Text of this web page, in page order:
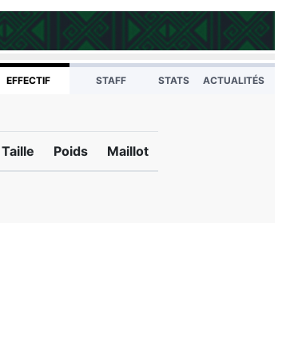
EFFECTIF STAFF STATS ACTUALITÉS
Taille Poids Maillot